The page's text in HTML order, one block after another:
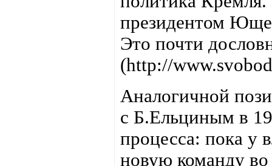
президентом
Это почти
(http://
Аналогичной
с Б.Ельциным в
процесса: пока у
новую команду